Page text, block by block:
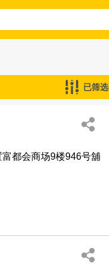
已筛选
都会商场9楼946号舖